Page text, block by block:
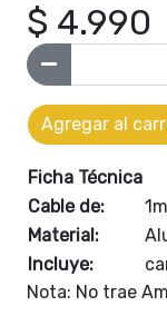
$ 4.990
Agregar al
Ficha Técnica
Cable de:
1m
Material:
Incluye:
Nota: No trae